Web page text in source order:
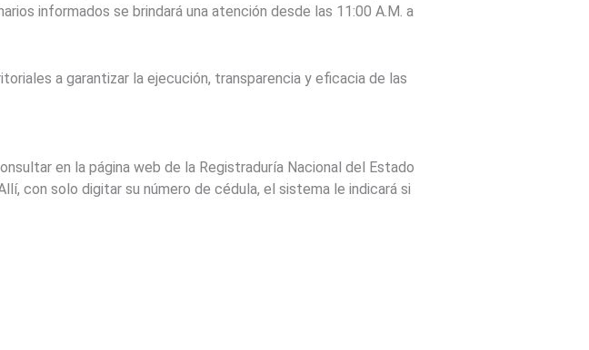
informados se brindará una atención desde las 11:00 A.M. a
a garantizar la ejecución, transparencia y eficacia de las
en la página web de la Registraduría Nacional del Estado
con solo digitar su número de cédula, el sistema le indicará si